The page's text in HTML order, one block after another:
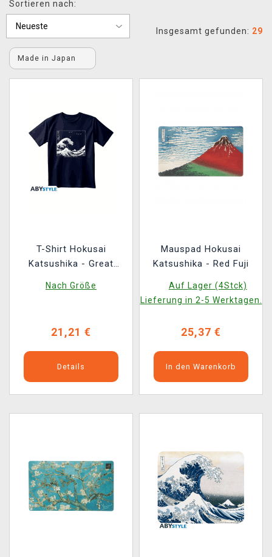
XZONE CLUB
Sortieren nach:
Insgesamt gefunden: 29
Made in Japan
T-Shirt Hokusai
Katsushika - Great
Nach Größe
21,21 €
Details
Mauspad Hokusai
Katsushika - Red Fuji
Auf Lager (4Stck)
Lieferung in 2-5 Werktagen.
25,37 €
In den Warenkorb